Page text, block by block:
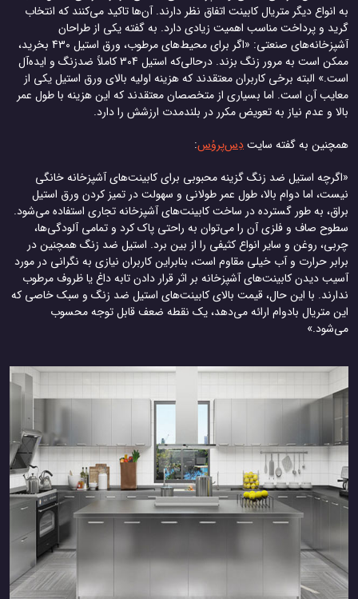
به انواع دیگر متریال کابینت اتفاق نظر دارند. آن‌ها تاکید می‌کنند که انتخاب
گرید و پرداخت مناسب اهمیت زیادی دارد. به گفته یکی از طراحان
آشپزخانه‌های صنعتی: «اگر برای محیط‌های مرطوب، ورق استیل 430 بخرید،
ممکن است به مرور زنگ بزند. درحالی‌که استیل 304 کاملاً ضدزنگ و ایده‌آل
است.» البته برخی کاربران معتقدند که هزینه اولیه بالای ورق استیل یکی از
معایب آن است. اما بسیاری از متخصصان معتقدند که این هزینه با طول عمر
بالا و عدم نیاز به تعویض مکرر در بلندمدت ارزشش را دارد.
همچنین به گفته سایتدِس‌پروُس:
«اگرچه استیل ضد زنگ گزینه محبوبی برای کابینت‌های آشپزخانه خانگی
نیست، اما دوام بالا، طول عمر طولانی و سهولت در تمیز کردن ورق استیل
براق، به طور گسترده در ساخت کابینت‌های آشپزخانه تجاری استفاده می‌شود.
سطوح صاف و فلزی آن را می‌توان به راحتی پاک کرد و تمامی آلودگی‌ها،
چربی، روغن و سایر انواع کثیفی را از بین برد. استیل ضد زنگ همچنین در
برابر حرارت و آب خیلی مقاوم است، بنابراین کاربران نیازی به نگرانی در مورد
آسیب دیدن کابینت‌های آشپزخانه بر اثر قرار دادن تابه داغ یا ظروف مرطوب
ندارند. با این حال، قیمت بالای کابینت‌های استیل ضد زنگ و سبک خاصی که
این متریال بادوام ارائه می‌دهد، یک نقطه ضعف قابل توجه محسوب
می‌شود.»